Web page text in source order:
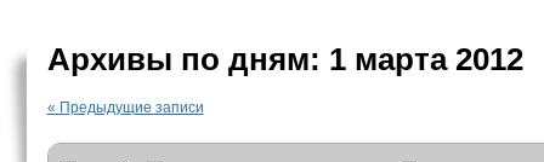
Архивы по дням: 1 марта 2012
« Предыдущие записи